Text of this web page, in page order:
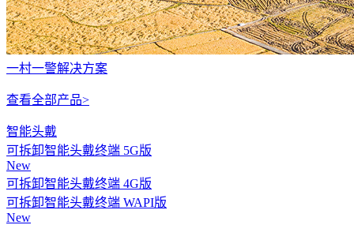
一村一警解决方案
查看全部产品>
智能头戴
可拆卸智能头戴终端 5G版
New
可拆卸智能头戴终端 4G版
可拆卸智能头戴终端 WAPI版
New